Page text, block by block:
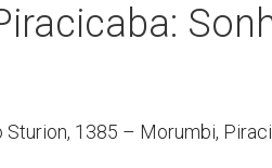
Sturion, 1385 – Morumbi,